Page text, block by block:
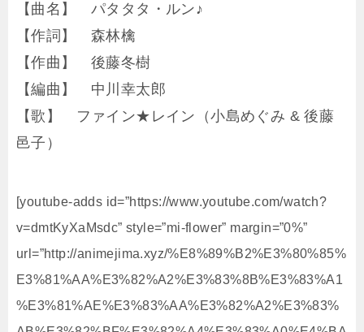
【曲名】 パタタタ・ルン♪
【作詞】 森林檎
【作曲】 後藤冬樹
【編曲】 中川幸太郎
【歌】 ファイン★レイン（小島めぐみ & 後藤
邑子）
[youtube-adds id=”https://www.youtube.com/watch?
v=dmtKyXaMsdc” style=”mi-flower” margin=”0%”
url=”http://animejima.xyz/%E8%89%B2%E3%80%85%
E3%81%AA%E3%82%A2%E3%83%8B%E3%83%A1
%E3%81%AE%E3%83%AA%E3%82%A2%E3%83%